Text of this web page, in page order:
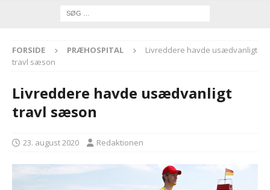
FORSIDE PRÆHOSPITAL
Livreddere havde usædvanligt
travl sæson
Livreddere havde usædvanligt
travl sæson
23. august 2020 Redaktionen